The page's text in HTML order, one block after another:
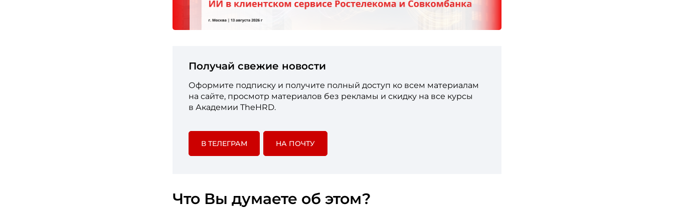
Получай свежие новости
Оформите подписку и получите полный доступ ко всем материалам
на сайте, просмотр материалов без рекламы и скидку на все курсы
в Академии TheHRD.
В ТЕЛЕГРАМ НА ПОЧТУ
Что Вы думаете об этом?